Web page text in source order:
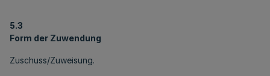
5.3
Form der Zuwendung
Zuschuss/Zuweisung.